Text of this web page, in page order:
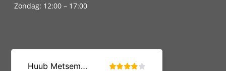
Zondag: 12:00 – 17:00